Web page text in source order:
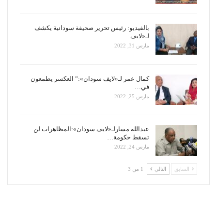
بالفيديو: رئيس تحرير صحيفة سودانية يكشف
لـ«لايف…
مارس 31, 2022
كمال عمر لـ«لايف سودان»:” العكسر يطمعون
في…
مارس 25, 2022
عبدالله مسارلـ«لايف سودان»:المظاهرات لن
تسقط حكومة…
مارس 24, 2022
السابق التالي 1 من 3